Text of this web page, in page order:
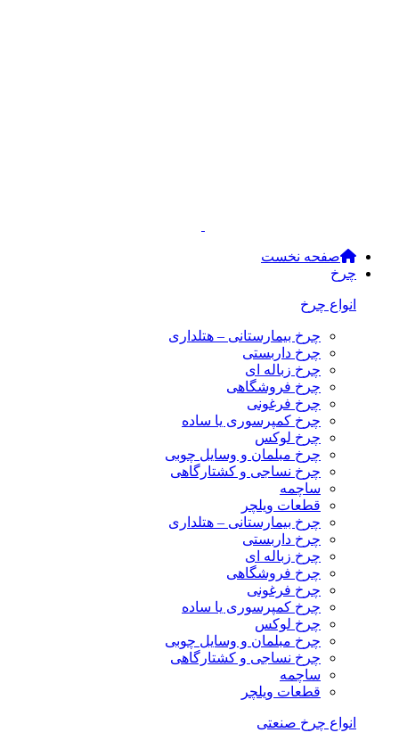
صفحه نخست
چرخ
انواع چرخ
چرخ بیمارستانی – هتلداری
چرخ داربستی
چرخ زباله ای
چرخ فروشگاهی
چرخ فرغونی
چرخ کمپرسوری یا ساده
چرخ لوکس
چرخ مبلمان و وسایل چوبی
چرخ نساجی و کشتارگاهی
ساچمه
قطعات ویلچر
چرخ بیمارستانی – هتلداری
چرخ داربستی
چرخ زباله ای
چرخ فروشگاهی
چرخ فرغونی
چرخ کمپرسوری یا ساده
چرخ لوکس
چرخ مبلمان و وسایل چوبی
چرخ نساجی و کشتارگاهی
ساچمه
قطعات ویلچر
انواع چرخ صنعتی